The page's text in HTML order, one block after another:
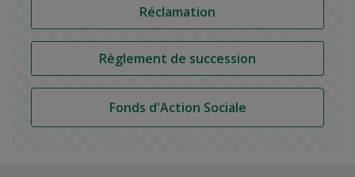
Réclamation
Règlement de succession
Fonds d'Action Sociale